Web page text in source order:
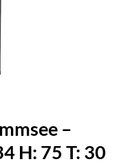
–
H: 75 T: 30